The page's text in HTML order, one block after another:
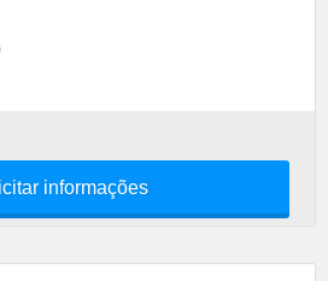
informações